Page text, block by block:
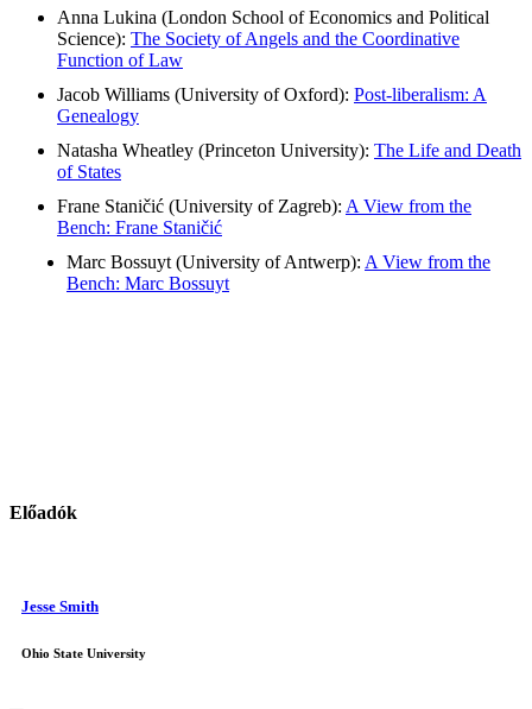
Anna Lukina (London School of Economics and Political
Science): The Society of Angels and the Coordinative
Function of Law
Jacob Williams (University of Oxford): Post-liberalism: A
Genealogy
Natasha Wheatley (Princeton University): The Life and Death
of States
Frane Staničić (University of Zagreb): A View from the
Bench: Frane Staničić
Marc Bossuyt (University of Antwerp): A View from the
Bench: Marc Bossuyt
Előadók
Jesse Smith
Ohio State University